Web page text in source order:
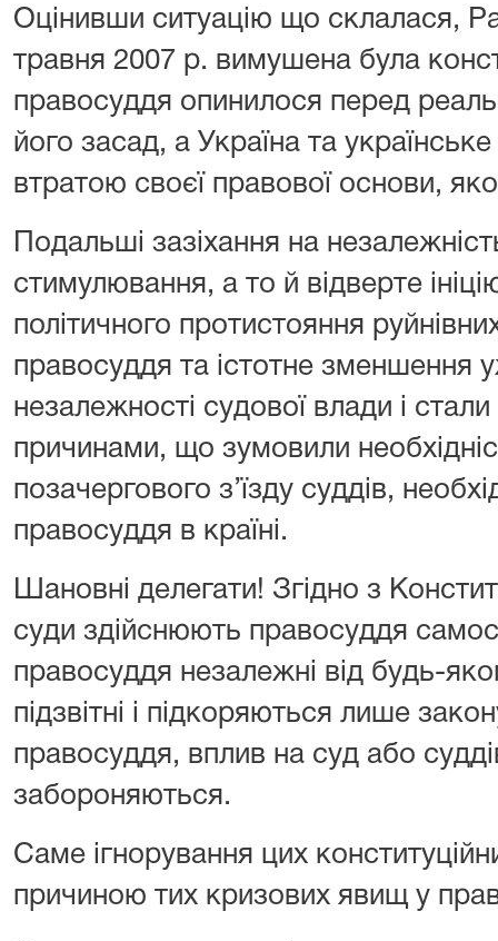
Оцінивши ситуацію що склалася,
травня 2007 р. вимушена була
правосуддя опинилося перед
його засад, а Україна та
втратою своєї правової основи,
Подальші зазіхання на
стимулювання, а то й відверте
політичного протистояння
правосуддя та істотне зменшення
незалежності судової влади і
причинами, що зумовили
позачергового з’їзду суддів,
правосуддя в країні.
Шановні делегати! Згідно з
суди здійснюють правосуддя
правосуддя незалежні від будь-
підзвітні і підкоряються лише
правосуддя, вплив на суд або
забороняються.
Саме ігнорування цих
причиною тих кризових явищ у